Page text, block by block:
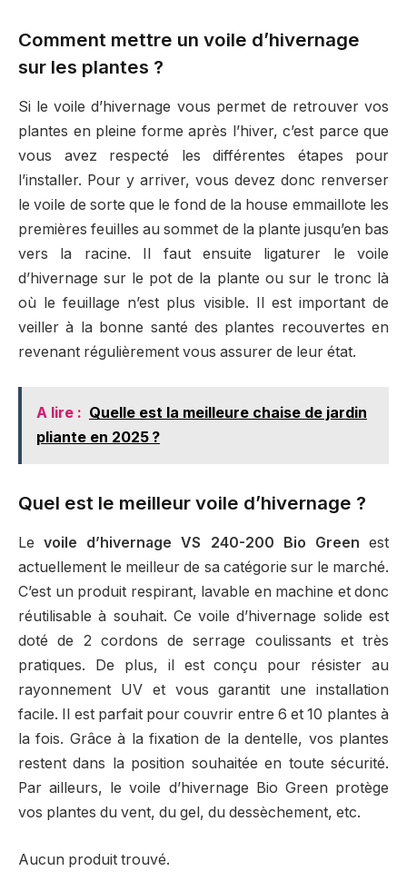
Comment mettre un voile d’hivernage
sur les plantes ?
Si le voile d’hivernage vous permet de retrouver vos
plantes en pleine forme après l’hiver, c’est parce que
vous avez respecté les différentes étapes pour
l’installer. Pour y arriver, vous devez donc renverser
le voile de sorte que le fond de la house emmaillote les
premières feuilles au sommet de la plante jusqu’en bas
vers la racine. Il faut ensuite ligaturer le voile
d’hivernage sur le pot de la plante ou sur le tronc là
où le feuillage n’est plus visible. Il est important de
veiller à la bonne santé des plantes recouvertes en
revenant régulièrement vous assurer de leur état.
A lire : Quelle est la meilleure chaise de jardin
pliante en 2025 ?
Quel est le meilleur voile d’hivernage ?
Levoile d’hivernage VS 240-200 Bio Green est
actuellement le meilleur de sa catégorie sur le marché.
C’est un produit respirant, lavable en machine et donc
réutilisable à souhait. Ce voile d’hivernage solide est
doté de 2 cordons de serrage coulissants et très
pratiques. De plus, il est conçu pour résister au
rayonnement UV et vous garantit une installation
facile. Il est parfait pour couvrir entre 6 et 10 plantes à
la fois. Grâce à la fixation de la dentelle, vos plantes
restent dans la position souhaitée en toute sécurité.
Par ailleurs, le voile d’hivernage Bio Green protège
vos plantes du vent, du gel, du dessèchement, etc.
Aucun produit trouvé.